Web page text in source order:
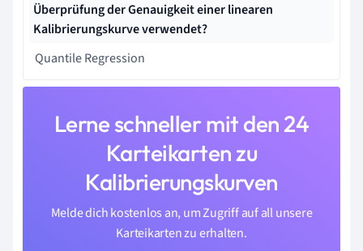
Überprüfung der Genauigkeit einer linearen
Kalibrierungskurve verwendet?
Quantile Regression
Lerne schneller mit den 24
Karteikarten zu
Kalibrierungskurven
Melde dich kostenlos an, um Zugriff auf all unsere
Karteikarten zu erhalten.